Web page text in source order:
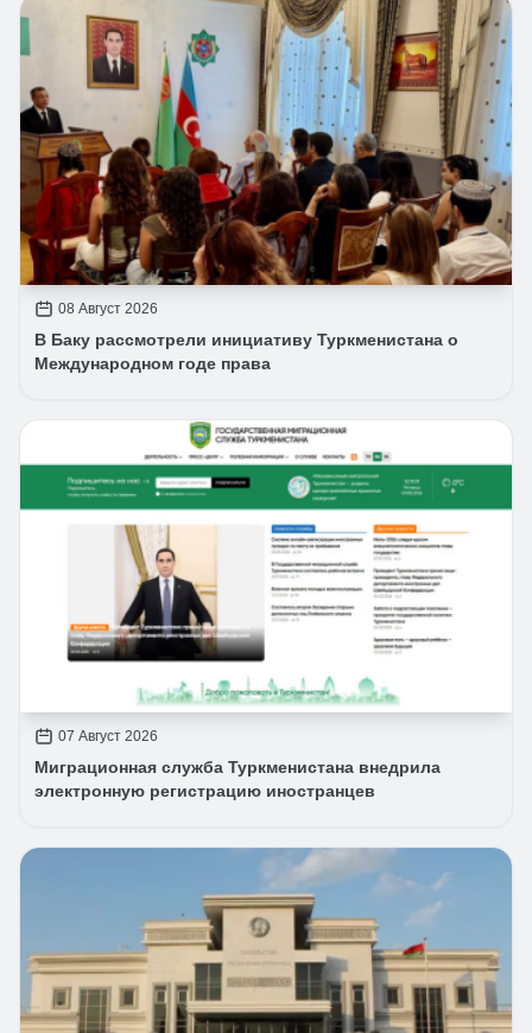
08 Август 2026
В Баку рассмотрели инициативу Туркменистана о
Международном годе права
07 Август 2026
Миграционная служба Туркменистана внедрила
электронную регистрацию иностранцев